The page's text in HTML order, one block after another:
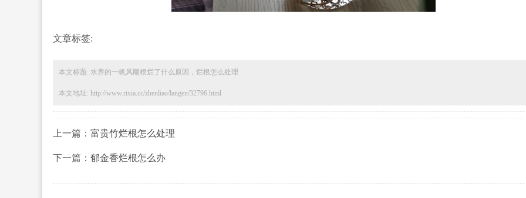
文章标签:
本文标题: 水养的一帆风顺根烂了什么原因，烂根怎么处理
本文地址: http://www.rixia.cc/zhenliao/langen/32796.html
上一篇： 富贵竹烂根怎么处理
下一篇： 郁金香烂根怎么办